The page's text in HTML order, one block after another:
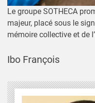
Le groupe SOTHECA
majeur, placé sous le
mémoire collective et de
Ibo François